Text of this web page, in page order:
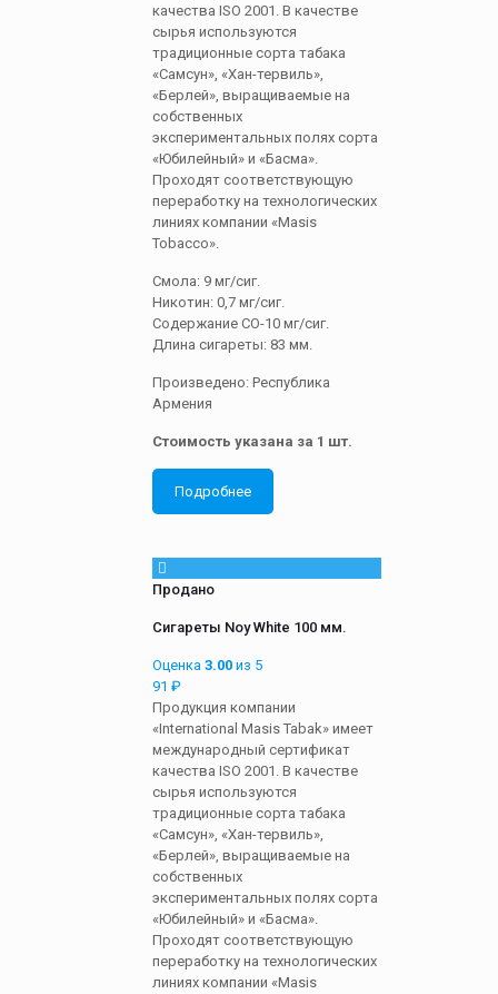
качества ISO 2001. В качестве
сырья используются
традиционные сорта табака
«Самсун», «Хан-тервиль»,
«Берлей», выращиваемые на
собственных
экспериментальных полях сорта
«Юбилейный» и «Басма».
Проходят соответствующую
переработку на технологических
линиях компании «Masis
Tobacco».
Смола: 9 мг/сиг.
Никотин: 0,7 мг/сиг.
Содержание СО-10 мг/сиг.
Длина сигареты: 83 мм.
Произведено: Республика
Армения
Стоимость указана за 1 шт.
Подробнее
Продано
Сигареты Noy White 100 мм.
Оценка 3.00 из 5
91 ₽
Продукция компании
«International Masis Tabak» имеет
международный сертификат
качества ISO 2001. В качестве
сырья используются
традиционные сорта табака
«Самсун», «Хан-тервиль»,
«Берлей», выращиваемые на
собственных
экспериментальных полях сорта
«Юбилейный» и «Басма».
Проходят соответствующую
переработку на технологических
линиях компании «Masis